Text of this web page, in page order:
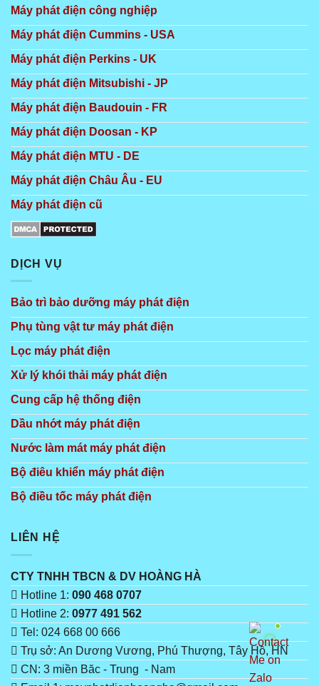
Máy phát điện công nghiệp
Máy phát điện Cummins - USA
Máy phát điện Perkins - UK
Máy phát điện Mitsubishi - JP
Máy phát điện Baudouin - FR
Máy phát điện Doosan - KP
Máy phát điện MTU - DE
Máy phát điện Châu Âu - EU
Máy phát điện cũ
DỊCH VỤ
Bảo trì bảo dưỡng máy phát điện
Phụ tùng vật tư máy phát điện
Lọc máy phát điện
Xử lý khói thải máy phát điện
Cung cấp hệ thống điện
Dầu nhớt máy phát điện
Nước làm mát máy phát điện
Bộ điêu khiển máy phát điện
Bộ điều tốc máy phát điện
LIÊN HỆ
CTY TNHH TBCN & DV HOÀNG HÀ
Hotline 1: 090 468 0707
Hotline 2: 0977 491 562
Tel: 024 668 00 666
Trụ sở: An Dương Vương, Phú Thượng, Tây Hồ, HN
CN: 3 miền Băc - Trung - Nam